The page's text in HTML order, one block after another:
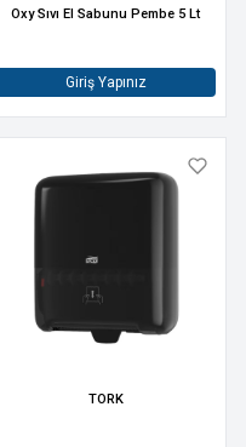
Oxy Sıvı El Sabunu Pembe 5 Lt
Giriş Yapınız
TORK